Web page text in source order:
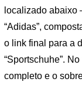
localizado abaixo
“Adidas”,
o link final para a
“Sportschuhe”.
completo e o